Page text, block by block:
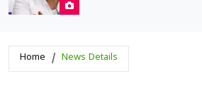
Home News Details